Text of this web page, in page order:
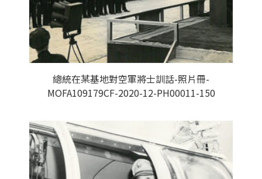
總統在某基地對空軍將士訓話-照片冊-
MOFA109179CF-2020-12-PH00011-150